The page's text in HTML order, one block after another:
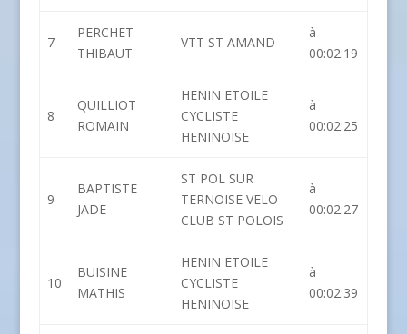
7
PERCHET
THIBAUT
VTT ST AMAND
à
00:02:19
8
QUILLIOT
ROMAIN
HENIN ETOILE
CYCLISTE
HENINOISE
à
00:02:25
9
BAPTISTE
JADE
ST POL SUR
TERNOISE VELO
CLUB ST POLOIS
à
00:02:27
10
BUISINE
MATHIS
HENIN ETOILE
CYCLISTE
HENINOISE
à
00:02:39